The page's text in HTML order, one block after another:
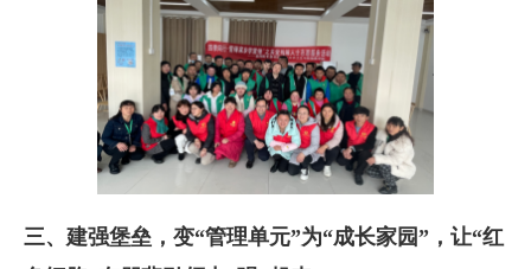
三、建强堡垒，变“管理单元”为“成长家园”，让“红